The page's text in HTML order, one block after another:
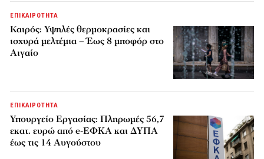
ΕΠΙΚΑΙΡΟΤΗΤΑ
Καιρός: Υψηλές θερμοκρασίες και
ισχυρά μελτέμια – Έως 8 μποφόρ στο
Αιγαίο
ΕΠΙΚΑΙΡΟΤΗΤΑ
Υπουργείο Εργασίας: Πληρωμές 56,7
εκατ. ευρώ από e-ΕΦΚΑ και ΔΥΠΑ
έως τις 14 Αυγούστου